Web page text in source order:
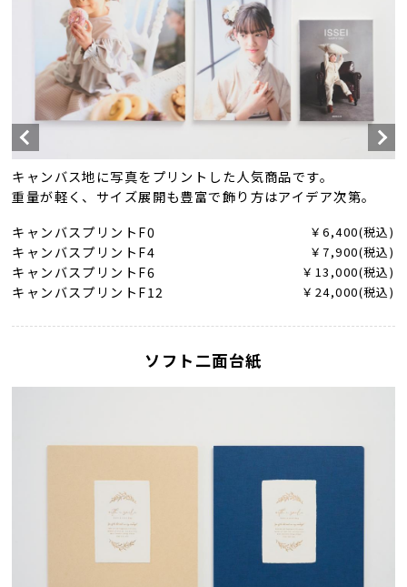
キャンバス地に写真をプリントした人気商品です。
重量が軽く、サイズ展開も豊富で飾り方はアイデア次第。
キャンバスプリントF0 ￥6,400(税込)
キャンバスプリントF4 ￥7,900(税込)
キャンバスプリントF6 ￥13,000(税込)
キャンバスプリントF12 ￥24,000(税込)
ソフト二面台紙